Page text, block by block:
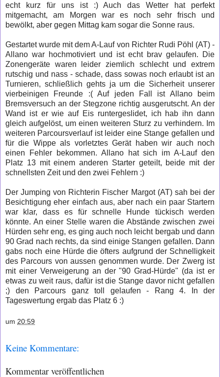
echt kurz für uns ist :) Auch das Wetter hat perfekt
mitgemacht, am Morgen war es noch sehr frisch und
bewölkt, aber gegen Mittag kam sogar die Sonne raus.
Gestartet wurde mit dem A-Lauf von Richter Rudi Pöhl (AT) -
Allano war hochmotiviert und ist echt brav gelaufen. Die
Zonengeräte waren leider ziemlich schlecht und extrem
rutschig und nass - schade, dass sowas noch erlaubt ist an
Turnieren, schließlich gehts ja um die Sicherheit unserer
vierbeinigen Freunde :( Auf jeden Fall ist Allano beim
Bremsversuch an der Stegzone richtig ausgerutscht. An der
Wand ist er wie auf Eis runtergeslidet, ich hab ihn dann
gleich aufgelöst, um einen weiteren Sturz zu verhindern. Im
weiteren Parcoursverlauf ist leider eine Stange gefallen und
für die Wippe als vorletztes Gerät haben wir auch noch
einen Fehler bekommen. Allano hat sich im A-Lauf den
Platz 13 mit einem anderen Starter geteilt, beide mit der
schnellsten Zeit und den zwei Fehlern :)
Der Jumping von Richterin Fischer Margot (AT) sah bei der
Besichtigung eher einfach aus, aber nach ein paar Startern
war klar, dass es für schnelle Hunde tückisch werden
könnte. An einer Stelle waren die Abstände zwischen zwei
Hürden sehr eng, es ging auch noch leicht bergab und dann
90 Grad nach rechts, da sind einige Stangen gefallen. Dann
gabs noch eine Hürde die öfters aufgrund der Schnelligkeit
des Parcours von aussen genommen wurde. Der Zwerg ist
mit einer Verweigerung an der "90 Grad-Hürde" (da ist er
etwas zu weit raus, dafür ist die Stange davor nicht gefallen
;) den Parcours ganz toll gelaufen - Rang 4. In der
Tageswertung ergab das Platz 6 :)
um 20:59
Keine Kommentare:
Kommentar veröffentlichen